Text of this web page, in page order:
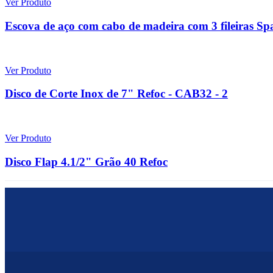
Ver Produto
Escova de aço com cabo de madeira com 3 fileiras
Ver Produto
Disco de Corte Inox de 7" Refoc - CAB32 - 2
Ver Produto
Disco Flap 4.1/2" Grão 40 Refoc